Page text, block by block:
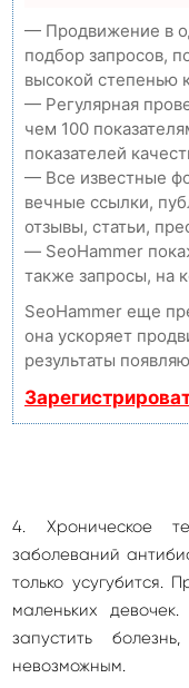
— Продвижение в
подбор запросов,
высокой степенью
— Регулярная
чем 100
показателей
— Все известные
вечные ссылки,
отзывы, статьи,
— SeoHammer
также запросы, на
SeoHammer еще
она ускоряет
результаты
4. Хроническое
заболеваний
только усугубится.
маленьких
запустить
невозможным.